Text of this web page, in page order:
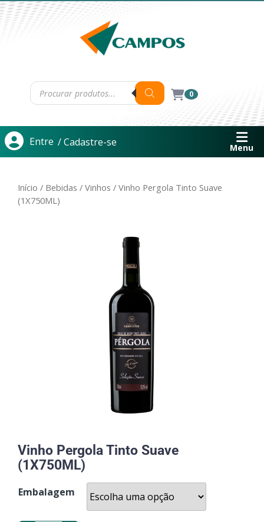
0
Entre / Cadastre-se Menu
Início / Bebidas / Vinhos / Vinho Pergola Tinto Suave
(1X750ML)
Vinho Pergola Tinto Suave
(1X750ML)
Embalagem